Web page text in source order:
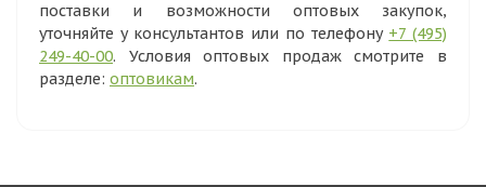
поставки и возможности оптовых закупок,
уточняйте у консультантов или по телефону +7 (495)
249-40-00. Условия оптовых продаж смотрите в
разделе: оптовикам.